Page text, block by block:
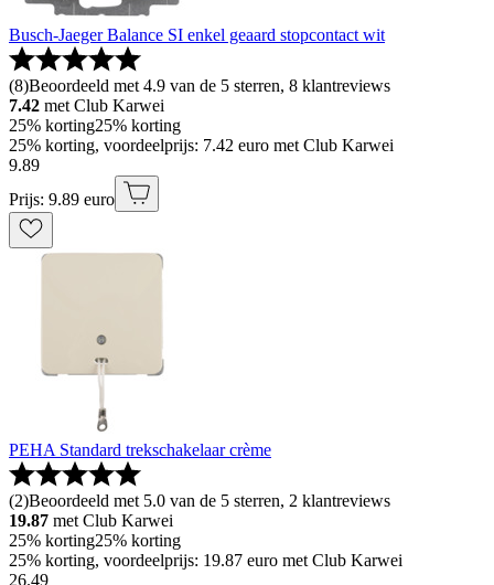
Busch-Jaeger Balance SI enkel geaard stopcontact wit
(8)Beoordeeld met 4.9 van de 5 sterren, 8 klantreviews
7.42 met Club Karwei
25% korting25% korting
25% korting, voordeelprijs: 7.42 euro met Club Karwei
9.89
Prijs: 9.89 euro
PEHA Standard trekschakelaar crème
(2)Beoordeeld met 5.0 van de 5 sterren, 2 klantreviews
19.87 met Club Karwei
25% korting25% korting
25% korting, voordeelprijs: 19.87 euro met Club Karwei
26.49